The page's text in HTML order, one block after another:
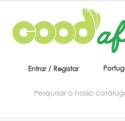
Entrar / Registar